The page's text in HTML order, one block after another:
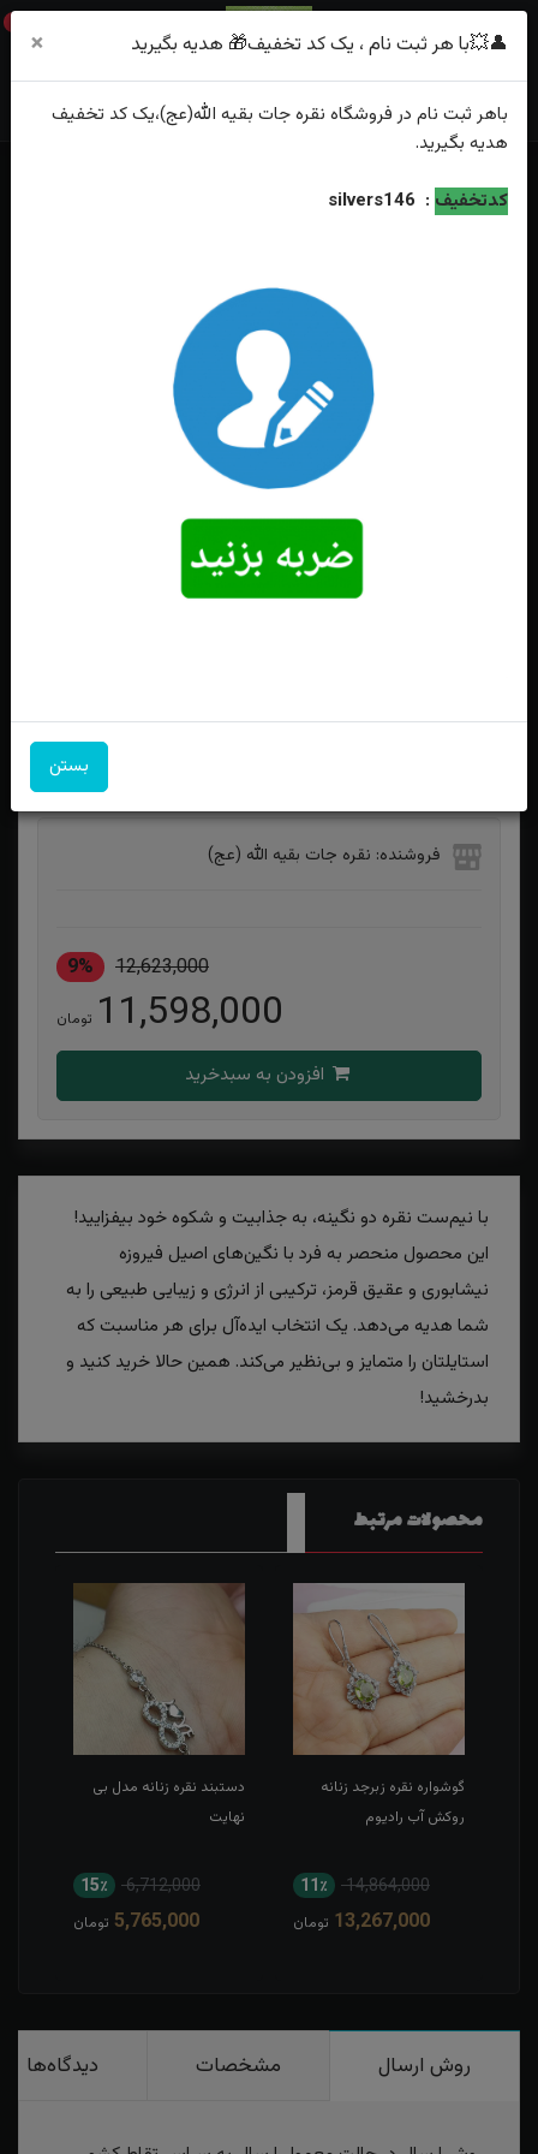
0
خانه
فهرست محصولات
نیم ست نقره دو نگینه فیروزه نیشابوری و عقیق قرمز
فروشنده: نقره جات بقیه الله (عج)
12,623,000
9%
11,598,000 تومان
با نیم‌ست نقره دو نگینه، به جذابیت و شکوه خود بیفزایید!
این محصول منحصر به فرد با نگین‌های اصیل فیروزه
نیشابوری و عقیق قرمز، ترکیبی از انرژی و زیبایی طبیعی را به
شما هدیه می‌دهد. یک انتخاب ایده‌آل برای هر مناسبت که
استایلتان را متمایز و بی‌نظیر می‌کند. همین حالا خرید کنید و
بدرخشید!
محصولات مرتبط
گوشواره نقره زبرجد زنانه
روکش آب رادیوم
14,864,000 11٪
13,267,000 تومان
دستبند نقره زنانه مدل بی
نهایت
6,712,000 15٪
5,765,000 تومان
روش ارسال مشخصات دیدگاه‌ها
👤💥با هر ثبت نام ، یک کد تخفیف🎁 هدیه بگیرید ×
باهر ثبت نام در فروشگاه نقره جات بقیه الله(عج)،یک کد تخفیف
هدیه بگیرید.
کدتخفیف :
silvers146
بستن